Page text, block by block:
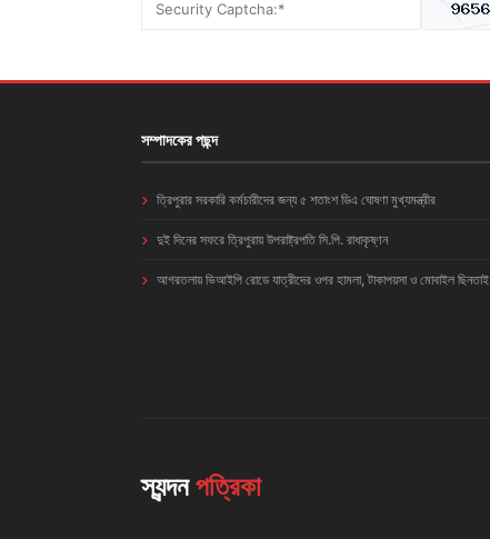
সম্পাদকের পছন্দ
ত্রিপুরার সরকারি কর্মচারীদের জন্য ৫ শতাংশ ডিএ ঘোষণা মুখ্যমন্ত্রীর
দুই দিনের সফরে ত্রিপুরায় উপরাষ্ট্রপতি সি.পি. রাধাকৃষ্ণন
আগরতলায় ভিআইপি রোডে যাত্রীদের ওপর হামলা, টাকাপয়সা ও মোবাইল ছিনতাই
স্যন্দনপত্রিকা